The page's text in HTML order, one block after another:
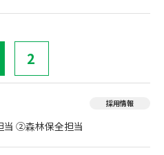
2
採用情報
当 ②森林保全担当